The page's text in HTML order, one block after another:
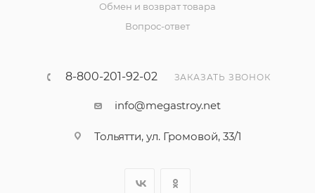
Обмен и возврат товара
Вопрос-ответ
8-800-201-92-02 ЗАКАЗАТЬ ЗВОНОК
info@megastroy.net
Тольятти, ул. Громовой, 33/1